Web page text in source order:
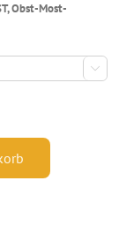
Obst-Most-
